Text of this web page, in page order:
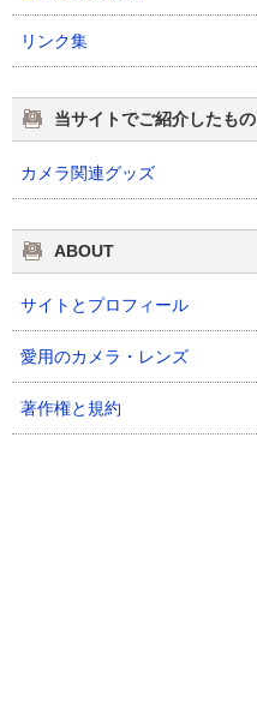
リンク集
当サイトでご紹介したもの
カメラ関連グッズ
ABOUT
サイトとプロフィール
愛用のカメラ・レンズ
著作権と規約